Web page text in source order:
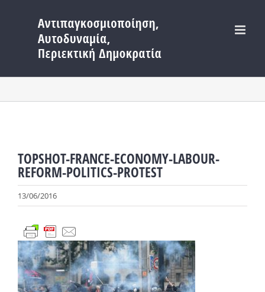
περιεχόμενο
TOPSHOT-FRANCE-ECONOMY-LABOUR-
REFORM-POLITICS-PROTEST
13/06/2016